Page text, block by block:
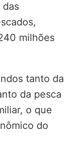
das
milhões
tanto da
da pesca
o que
do